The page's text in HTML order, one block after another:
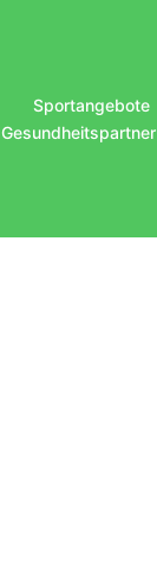
Sportangebote
Gesundheitspartner